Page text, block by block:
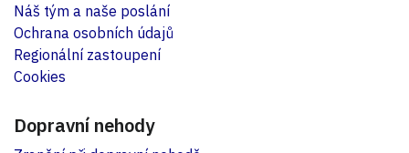
Náš tým a naše poslání
Ochrana osobních údajů
Regionální zastoupení
Cookies
Dopravní nehody